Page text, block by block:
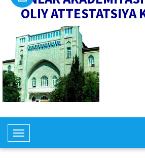
OLIY ATTESTATSIYA
T
o